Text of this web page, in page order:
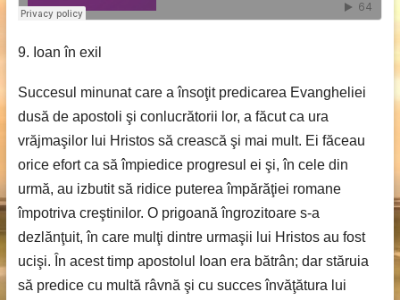
9. Ioan în exil
Succesul minunat care a însoţit predicarea Evangheliei
dusă de apostoli şi conlucrătorii lor, a făcut ca ura
vrăjmaşilor lui Hristos să crească şi mai mult. Ei făceau
orice efort ca să împiedice progresul ei şi, în cele din
urmă, au izbutit să ridice puterea împărăţiei romane
împotriva creştinilor. O prigoană îngrozitoare s-a
dezlănţuit, în care mulţi dintre urmaşii lui Hristos au fost
ucişi. În acest timp apostolul Ioan era bătrân; dar stăruia
să predice cu multă râvnă şi cu succes învăţătura lui